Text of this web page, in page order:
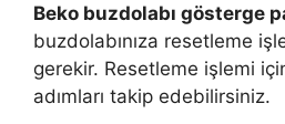
Beko buzdolabı gösterge
buzdolabınıza resetleme
gerekir. Resetleme işlemi
adımları takip edebilirsiniz.